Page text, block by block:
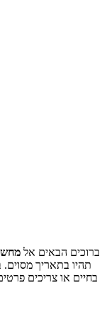
ברוכים הבאים אל
תהיו בתאריך
בחיים או צריכים